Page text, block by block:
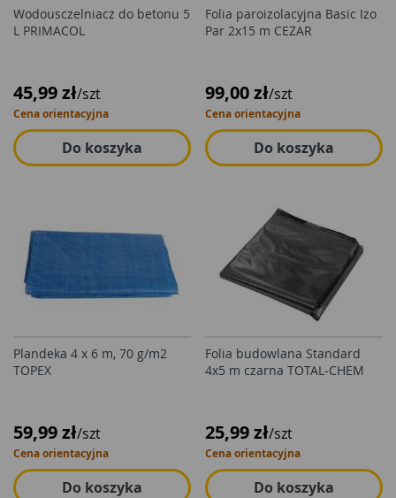
Wodousczelniacz do betonu 5
L PRIMACOL
45,99 zł/szt
Cena orientacyjna
Do koszyka
Folia paroizolacyjna Basic Izo
Par 2x15 m CEZAR
99,00 zł/szt
Cena orientacyjna
Do koszyka
Plandeka 4 x 6 m, 70 g/m2
TOPEX
59,99 zł/szt
Cena orientacyjna
Do koszyka
Folia budowlana Standard
4x5 m czarna TOTAL-CHEM
25,99 zł/szt
Cena orientacyjna
Do koszyka